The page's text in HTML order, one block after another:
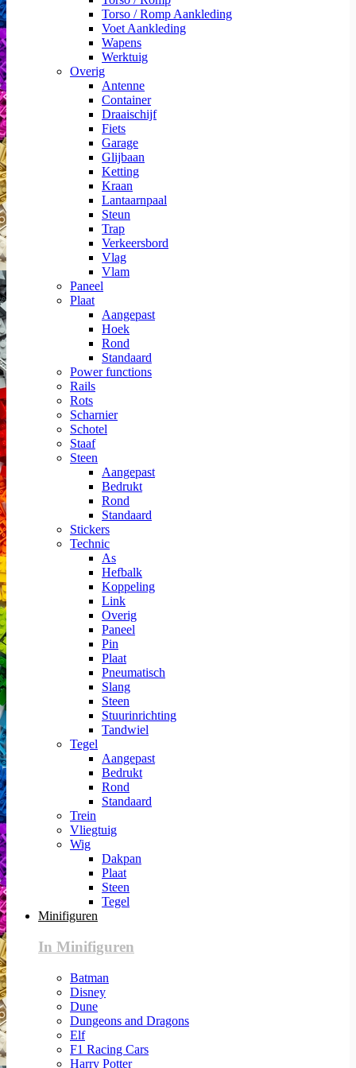
Torso / Romp Aankleding
Voet Aankleding
Wapens
Werktuig
Overig
Antenne
Container
Draaischijf
Fiets
Garage
Glijbaan
Ketting
Kraan
Lantaarnpaal
Steun
Trap
Verkeersbord
Vlag
Vlam
Paneel
Plaat
Aangepast
Hoek
Rond
Standaard
Power functions
Rails
Rots
Scharnier
Schotel
Staaf
Steen
Aangepast
Bedrukt
Rond
Standaard
Stickers
Technic
As
Hefbalk
Koppeling
Link
Overig
Paneel
Pin
Plaat
Pneumatisch
Slang
Steen
Stuurinrichting
Tandwiel
Tegel
Aangepast
Bedrukt
Rond
Standaard
Trein
Vliegtuig
Wig
Dakpan
Plaat
Steen
Tegel
Minifiguren
In Minifiguren
Batman
Disney
Dune
Dungeons and Dragons
Elf
F1 Racing Cars
Harry Potter